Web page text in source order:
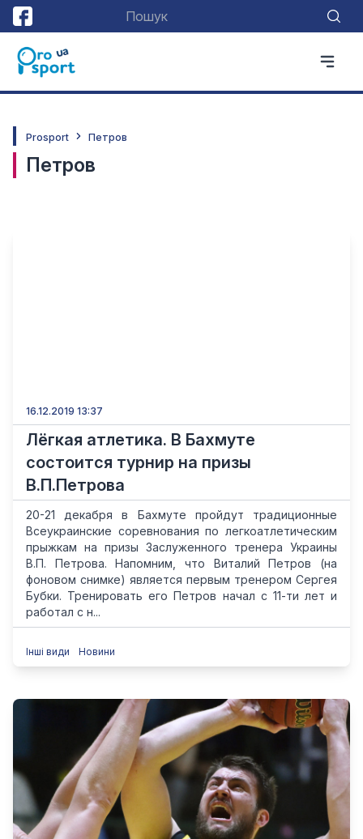
Prosport Петров
Петров
16.12.2019 13:37
Лёгкая атлетика. В Бахмуте
состоится турнир на призы
В.П.Петрова
20-21 декабря в Бахмуте пройдут традиционные
Всеукраинские соревнования по легкоатлетическим
прыжкам на призы Заслуженного тренера Украины
В.П. Петрова. Напомним, что Виталий Петров (на
фоновом снимке) является первым тренером Сергея
Бубки. Тренировать его Петров начал с 11-ти лет и
работал с н...
Інші види Новини